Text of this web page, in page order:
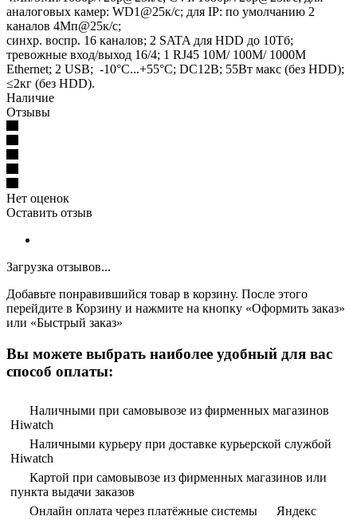
аналоговых камер: WD1@25к/с; для IP: по умолчанию 2
каналов 4Мп@25к/с;
синхр. воспр. 16 каналов; 2 SATA для HDD до 10Тб;
тревожные вход/выход 16/4; 1 RJ45 10M/ 100M/ 1000М
Ethernet; 2 USB; -10°C...+55°C; DC12В; 55Вт макс (без HDD);
≤2кг (без HDD).
Наличие
Отзывы
Нет оценок
Оставить отзыв
Загрузка отзывов...
Добавьте понравившийся товар в корзину. После этого
перейдите в Корзину и нажмите на кнопку «Оформить заказ»
или «Быстрый заказ»
Вы можете выбрать наиболее удобный для вас
способ оплаты:
Наличными при самовывозе из фирменных магазинов
Hiwatch
Наличными курьеру при доставке курьерской службой
Hiwatch
Картой при самовывозе из фирменных магазинов или
пункта выдачи заказов
Онлайн оплата через платёжные системы
Яндекс